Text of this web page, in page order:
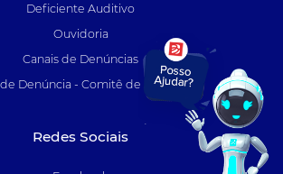
Deficiente Auditivo
Ouvidoria
Canais de Denúncias
Denúncia - Comitê de Auditoria
Redes Sociais